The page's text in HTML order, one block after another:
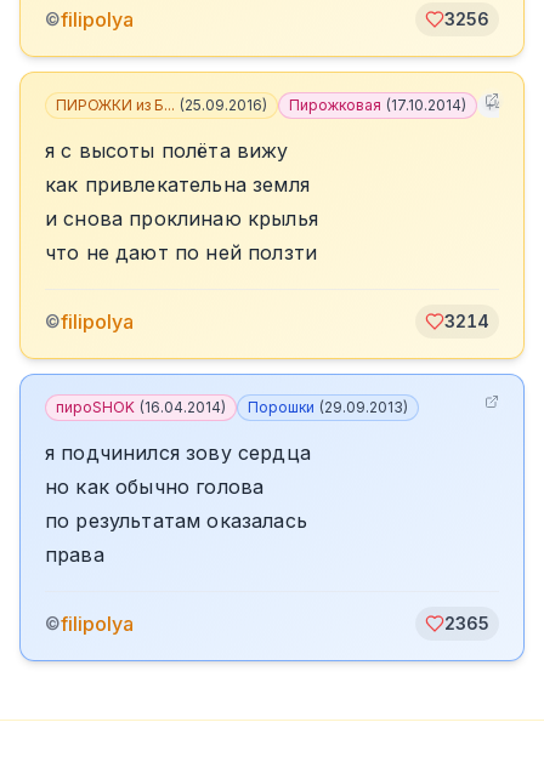
©filipolya 3256
ПИРОЖКИ из Б... (25.09.2016) Пирожковая (17.10.2014) +4
я с высоты полёта вижу
как привлекательна земля
и снова проклинаю крылья
что не дают по ней ползти
©filipolya 3214
пироSHOK (16.04.2014) Порошки (29.09.2013)
я подчинился зову сердца
но как обычно голова
по результатам оказалась
права
©filipolya 2365